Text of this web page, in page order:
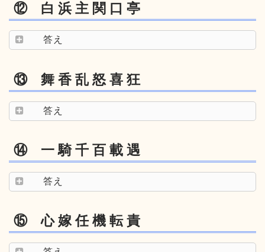
⑫ 白 浜 主 関 口 亭
答え
⑬ 舞 香 乱 怒 喜 狂
答え
⑭ 一 騎 千 百 載 遇
答え
⑮ 心 嫁 任 機 転 責